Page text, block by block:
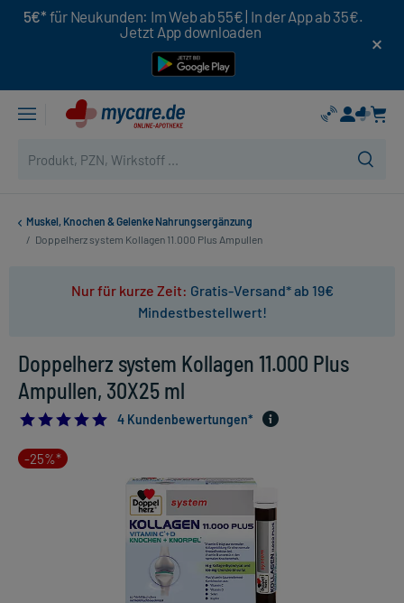
5€* für Neukunden: Im Web ab 55€ | In der App ab 35€.
Jetzt App downloaden
Muskel, Knochen & Gelenke Nahrungsergänzung
/ Doppelherz system Kollagen 11.000 Plus Ampullen
Nur für kurze Zeit: Gratis-Versand* ab 19€
Mindestbestellwert!
Doppelherz system Kollagen 11.000 Plus
Ampullen, 30X25 ml
5.0
4 Kundenbewertungen*
-25%*